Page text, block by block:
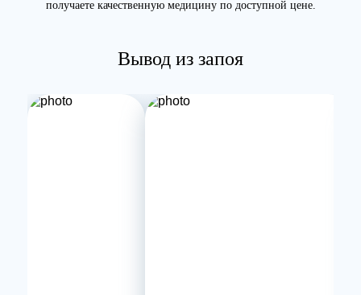
получаете качественную медицину по доступной цене.
Вывод из запоя